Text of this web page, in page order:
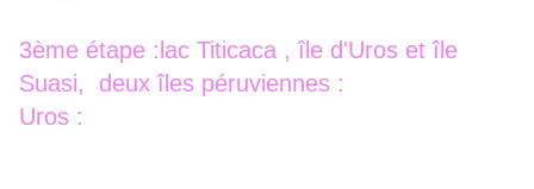
3ème étape :lac Titicaca , île d'Uros et île
Suasi, deux îles péruviennes :
Uros :